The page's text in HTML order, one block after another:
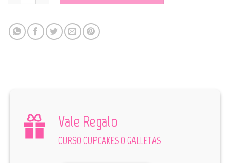
Vale Regalo
CURSO CUPCAKES O GALLETAS